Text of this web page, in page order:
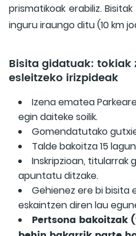
prismatikoak erabiliz.
inguru iraungo ditu (10 km
Bisita gidatuak: tokiak
esleitzeko irizpideak
Izena ematea
egin daiteke soilik.
Gomendatutako
Talde bakoitza 15
Inskripzioan, titularrak
apuntatu ditzake.
Gehienez ere bi bisita
eskaintzen diren lau
Pertsona bakoitzak